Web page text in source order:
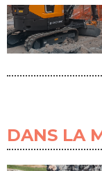
DANS LA